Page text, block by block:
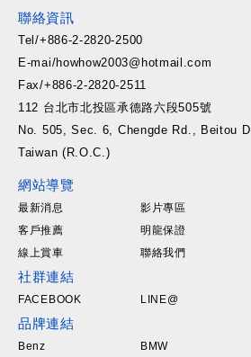
聯絡資訊
Tel/+886-2-2820-2500
E-mai/howhow2003@hotmail.com
Fax/+886-2-2820-2511
112 台北市北投區承德路六段505號
No. 505, Sec. 6, Chengde Rd., Beitou
Taiwan (R.O.C.)
網站導覽
最新消息 影片專區
客戶推薦
明龍保證
線上賞車
聯絡我們
社群連結
FACEBOOK LINE@
品牌連結
Benz BMW